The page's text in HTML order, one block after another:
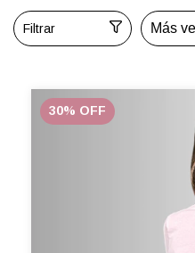
Filtrar
30% OFF